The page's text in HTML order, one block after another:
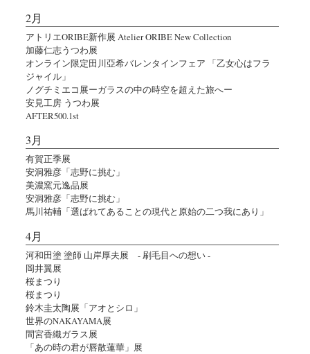
2月
アトリエORIBE新作展 Atelier ORIBE New Collection
加藤仁志うつわ展
オンライン限定田川亞希バレンタインフェア 「乙女心はフラ
ジャイル」
ノグチミエコ展ーガラスの中の時空を超えた旅へー
安見工房 うつわ展
AFTER500.1st
3月
有賀正季展
安洞雅彦「志野に挑む」
美濃窯元逸品展
安洞雅彦「志野に挑む」
馬川祐輔「選ばれてあることの現代と原始の二つ我にあり」
4月
河和田塗 塗師 山岸厚夫展 - 刷毛目への想い -
岡井翼展
桜まつり
桜まつり
鈴木圭太陶展「アオとシロ」
世界のNAKAYAMA展
間宮香織ガラス展
「あの時の君が唇散蓮華」展